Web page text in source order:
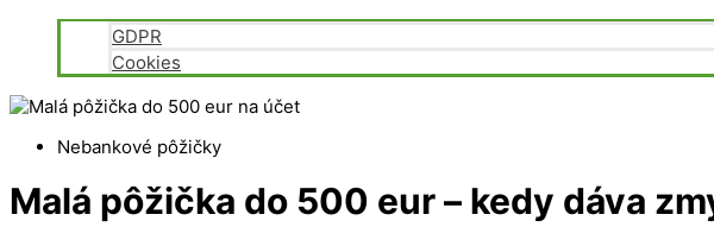
GDPR
Cookies
Nebankové pôžičky
Malá pôžička do 500 eur – kedy dáva